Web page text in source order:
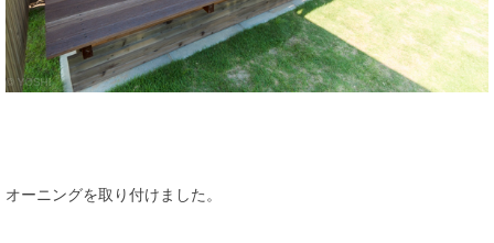
オーニングを取り付けました。